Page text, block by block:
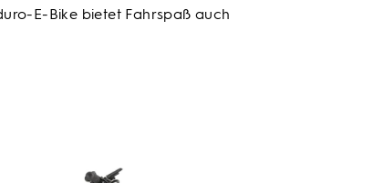
E-Bike bietet Fahrspaß auch